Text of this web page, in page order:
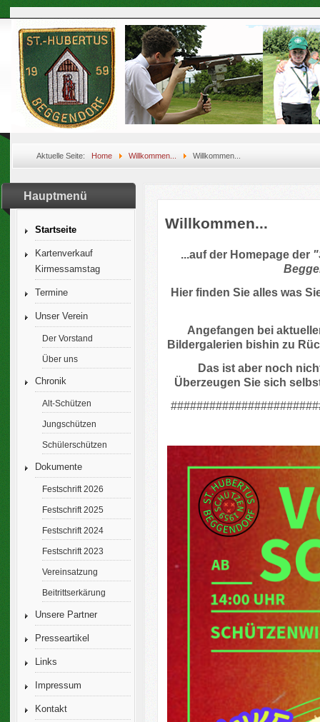
Aktuelle Seite: Home Willkommen... Willkommen...
Hauptmenü
Startseite
Kartenverkauf
Kirmessamstag
Termine
Unser Verein
Der Vorstand
Über uns
Chronik
Alt-Schützen
Jungschützen
Schülerschützen
Dokumente
Festschrift 2026
Festschrift 2025
Festschrift 2024
Festschrift 2023
Vereinsatzung
Beitrittserkärung
Unsere Partner
Presseartikel
Links
Impressum
Kontakt
Willkommen...
...auf der Homepage der
Hier finden Sie alles was
Angefangen bei
Bildergalerien bishin zu
Das ist aber noch
Überzeugen Sie sich